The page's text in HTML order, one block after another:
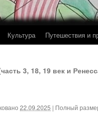
Культура Путешествия и
3, 18, 19 век и
22.09.2025 | Полный